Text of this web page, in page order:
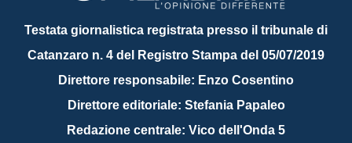
Testata giornalistica registrata presso il tribunale di
Catanzaro n. 4 del Registro Stampa del 05/07/2019
Direttore responsabile: Enzo Cosentino
Direttore editoriale: Stefania Papaleo
Redazione centrale: Vico dell'Onda 5